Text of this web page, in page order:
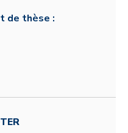
de thèse :